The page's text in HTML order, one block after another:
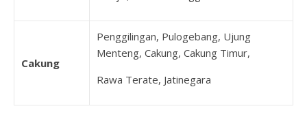
Cakung
Penggilingan, Pulogebang, Ujung
Menteng, Cakung, Cakung Timur,
Rawa Terate, Jatinegara